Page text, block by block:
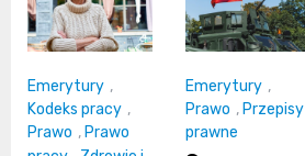
Emerytury ,
Kodeks pracy ,
Prawo , Prawo
Emerytury ,
Prawo , Przepisy
prawne